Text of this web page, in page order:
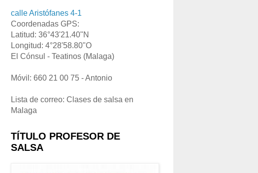
calle Aristófanes 4-1
Coordenadas GPS:
Latitud: 36°43'21.40"N
Longitud: 4°28'58.80"O
El Cónsul - Teatinos (Malaga)
Móvil: 660 21 00 75 - Antonio
Lista de correo: Clases de salsa en
Malaga
TÍTULO PROFESOR DE
SALSA